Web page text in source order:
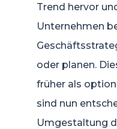
Trend hervor
Unternehmen
oder planen.
früher als
sind nun
Umgestaltung